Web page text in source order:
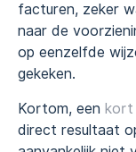
facturen, zeker
naar de
op eenzelfde
gekeken.
Kortom, een kort
direct resultaat